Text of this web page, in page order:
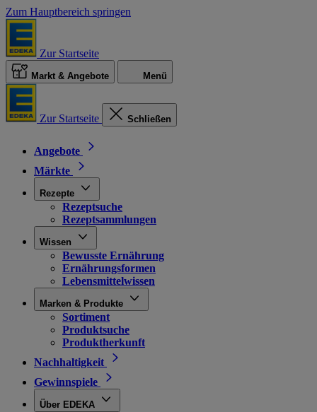
Zum Hauptbereich springen
Zur Startseite
Markt & Angebote Menü
Zur Startseite Schließen
Angebote
Märkte
Rezepte
Rezeptsuche
Rezeptsammlungen
Wissen
Bewusste Ernährung
Ernährungsformen
Lebensmittelwissen
Marken & Produkte
Sortiment
Produktsuche
Produktherkunft
Nachhaltigkeit
Gewinnspiele
Über EDEKA